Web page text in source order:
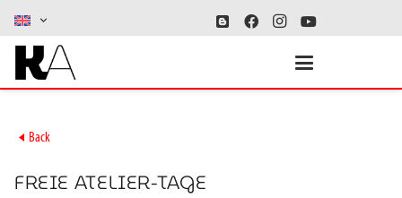
► Back
FREIE ATELIER-TAGE